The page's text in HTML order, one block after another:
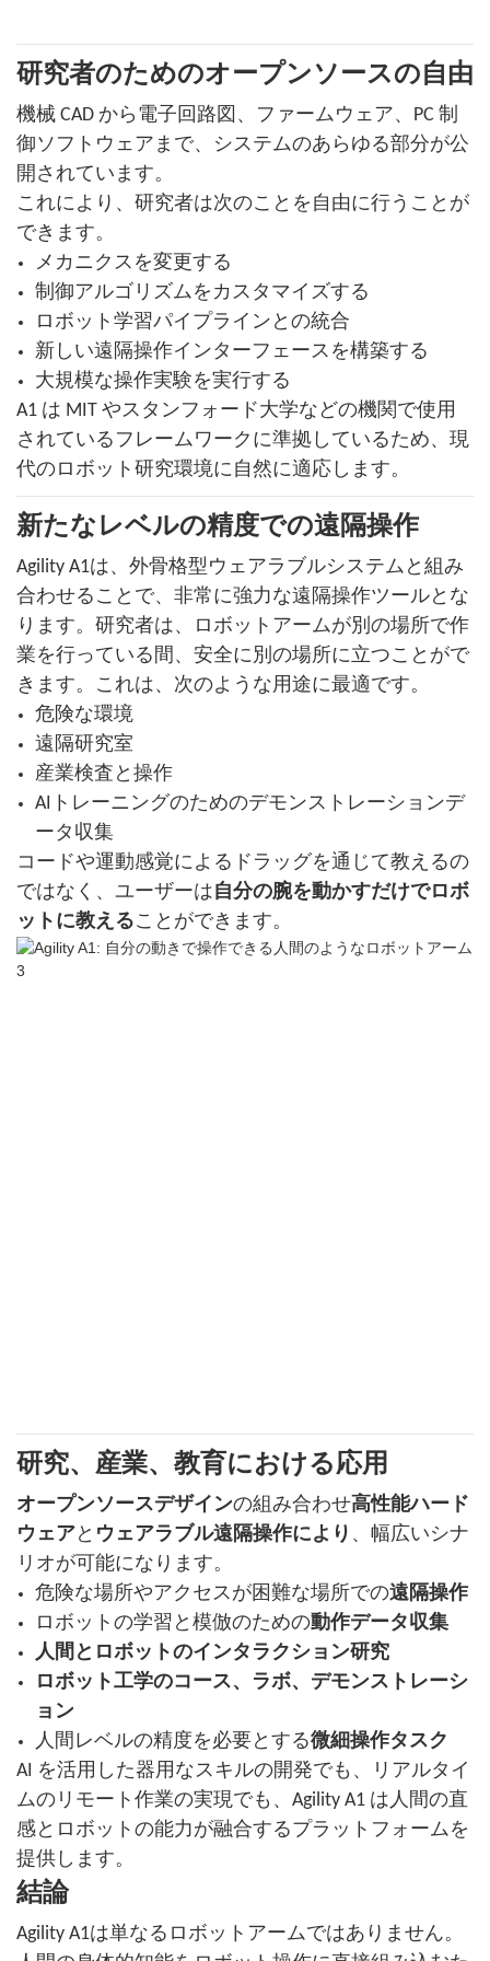
研究者のためのオープンソースの自由
機械 CAD から電子回路図、ファームウェア、PC 制
御ソフトウェアまで、システムのあらゆる部分が公
開されています。
これにより、研究者は次のことを自由に行うことが
できます。
メカニクスを変更する
制御アルゴリズムをカスタマイズする
ロボット学習パイプラインとの統合
新しい遠隔操作インターフェースを構築する
大規模な操作実験を実行する
A1 は MIT やスタンフォード大学などの機関で使用
されているフレームワークに準拠しているため、現
代のロボット研究環境に自然に適応します。
新たなレベルの精度での遠隔操作
Agility A1は、外骨格型ウェアラブルシステムと組み
合わせることで、非常に強力な遠隔操作ツールとな
ります。研究者は、ロボットアームが別の場所で作
業を行っている間、安全に別の場所に立つことがで
きます。これは、次のような用途に最適です。
危険な環境
遠隔研究室
産業検査と操作
AIトレーニングのためのデモンストレーションデ
ータ収集
コードや運動感覚によるドラッグを通じて教えるの
ではなく、ユーザーは 自分の腕を動かすだけでロボ
ットに教えることができます。
研究、産業、教育における応用
オープンソースデザインの組み合わせ高性能ハード
ウェア と ウェアラブル遠隔操作により 、幅広いシナ
リオが可能になります。
危険な場所やアクセスが困難な場所での遠隔操作
ロボットの学習と模倣のための動作データ収集
人間とロボットのインタラクション研究
ロボット工学のコース、ラボ、デモンストレーシ
ョン
人間レベルの精度を必要とする微細操作タスク
AI を活用した器用なスキルの開発でも、リアルタイ
ムのリモート作業の実現でも、Agility A1 は人間の直
感とロボットの能力が融合するプラットフォームを
提供します。
結論
Agility A1は単なるロボットアームではありません。